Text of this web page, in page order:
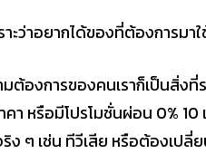
าะว่าอยากได้ของที่ต้องการมา
ต้องการของคนเราก็เป็นสิ่งที่
า หรือมีโปรโมชั่นผ่อน 0%
ง ๆ เช่น ทีวีเสีย หรือต้องเป